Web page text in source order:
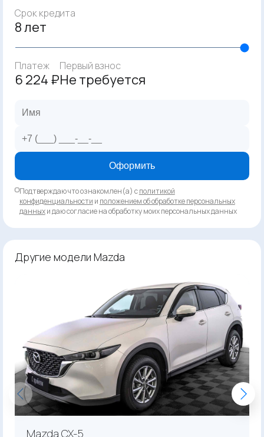
Срок кредита
8 лет
Платеж
6 224 ₽
Первый взнос
Не требуется
Оформить
Подтверждаю что ознакомлен(а) сполитикой
конфиденциальности и положением об обработке персональных
данныхи даю согласие на обработку моих персональных данных
Другие модели Mazda
Mazda CX-5